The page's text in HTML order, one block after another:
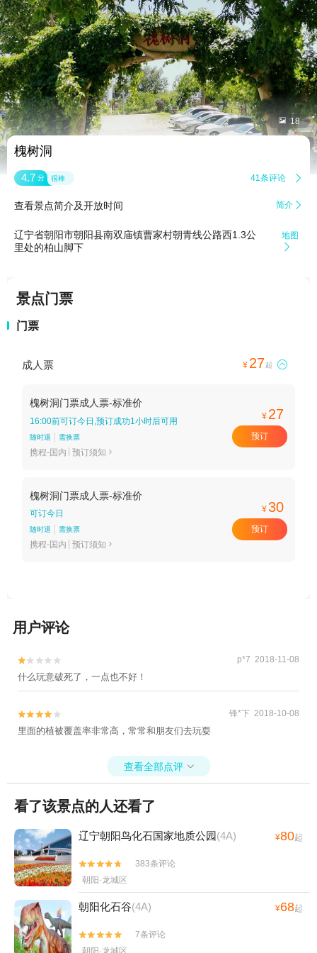
 18
槐树洞
4.7 分 很棒 41条评论 
查看景点简介及开放时间 简介 
辽宁省朝阳市朝阳县南双庙镇曹家村朝青线公路西1.3公
里处的柏山脚下
地图

景点门票
门票
成人票 ¥ 27起 
槐树洞门票成人票-标准价
16:00前可订今日,预订成功1小时后可用
随时退 需换票
携程-国内 预订须知 
¥ 27
预订
槐树洞门票成人票-标准价
可订今日
随时退 需换票
携程-国内 预订须知 
¥30
预订
用户评论

 p*7 2018-11-08
什么玩意破死了，一点也不好！

 锋*下 2018-10-08
里面的植被覆盖率非常高，常常和朋友们去玩耍
查看全部点评 
看了该景点的人还看了
辽宁朝阳鸟化石国家地质公园(4A) ¥80起


383条评论
朝阳·龙城区
朝阳化石谷(4A) ¥68起


7条评论
